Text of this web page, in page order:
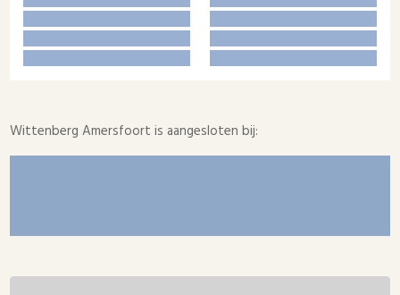
Wittenberg Amersfoort is aangesloten bij: